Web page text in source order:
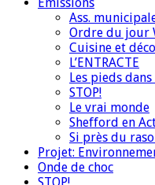
Ass.
Ordre du jour
Cuisine et
L’ENTRACTE
Les pieds
STOP!
Le vrai monde
Shefford en
Si près du
Projet:
Onde de choc